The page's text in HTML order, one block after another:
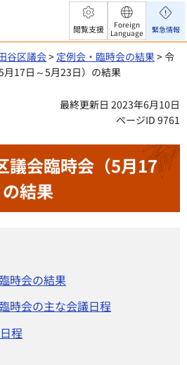
閲覧支援
Foreign
Language
緊急情報
谷区議会> 定例会・臨時会の結果> 令
17日～5月23日）の結果
最終更新日 2023年6月10日
ページID 9761
議会臨時会（5月17
結果
時会の結果
時会の主な会議日程
程